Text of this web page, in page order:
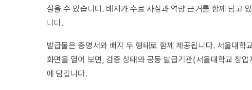
실을 수 있습니다. 배지가 수료 사실과 역량 근거를 함께 담고
니다.
발급물은 증명서와 배지 두 형태로 함께 제공됩니다. 서울대학
화면을 열어 보면, 검증 상태와 공동 발급기관(서울대학교 창
에 담깁니다.